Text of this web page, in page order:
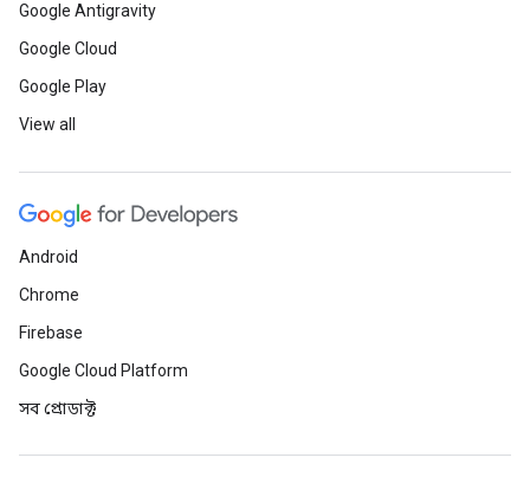
Google Antigravity
Google Cloud
Google Play
View all
Android
Chrome
Firebase
Google Cloud Platform
সব প্রোডাক্ট